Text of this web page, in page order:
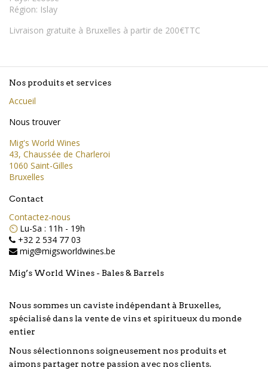
Région: Islay
Livraison gratuite à Bruxelles à partir de 200€TTC
Nos produits et services
Accueil
Nous trouver
Mig's World Wines
43, Chaussée de Charleroi
1060 Saint-Gilles
Bruxelles
Contact
Contactez-nous
⏲️ Lu-Sa : 11h - 19h
+32 2 534 77 03
mig@migsworldwines.be
Mig’s World Wines - Bales & Barrels
Nous sommes un caviste indépendant à Bruxelles,
spécialisé dans la vente de vins et spiritueux du monde
entier
Nous sélectionnons soigneusement nos produits et
aimons partager notre passion avec nos clients.